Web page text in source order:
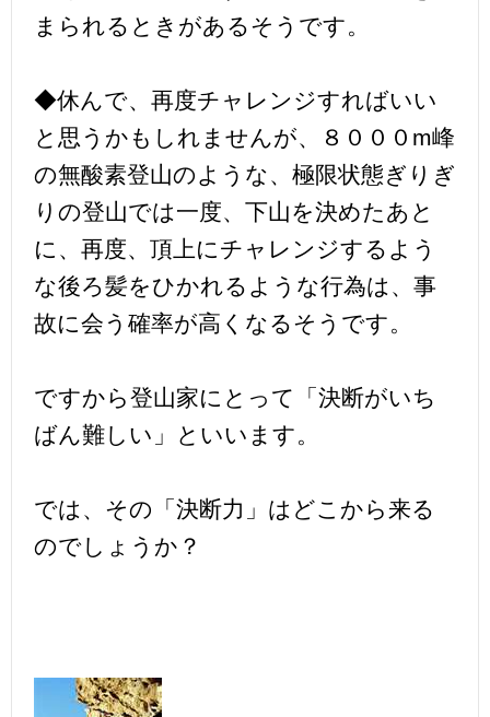
まられるときがあるそうです。
◆休んで、再度チャレンジすればいい
と思うかもしれませんが、８０００m峰
の無酸素登山のような、極限状態ぎりぎ
りの登山では一度、下山を決めたあと
に、再度、頂上にチャレンジするよう
な後ろ髪をひかれるような行為は、事
故に会う確率が高くなるそうです。
ですから登山家にとって「決断がいち
ばん難しい」といいます。
では、その「決断力」はどこから来る
のでしょうか？